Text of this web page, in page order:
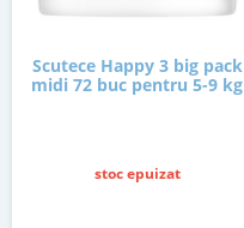
Scutece Happy 3 big pack
midi 72 buc pentru 5-9 kg
stoc epuizat